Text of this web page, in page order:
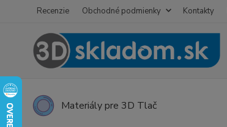
Recenzie Obchodné podmienky Kontakty
Materiály pre 3D Tlač